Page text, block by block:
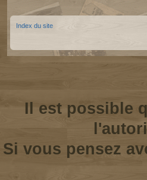
Index du site
Il est possible
Si vous pensez